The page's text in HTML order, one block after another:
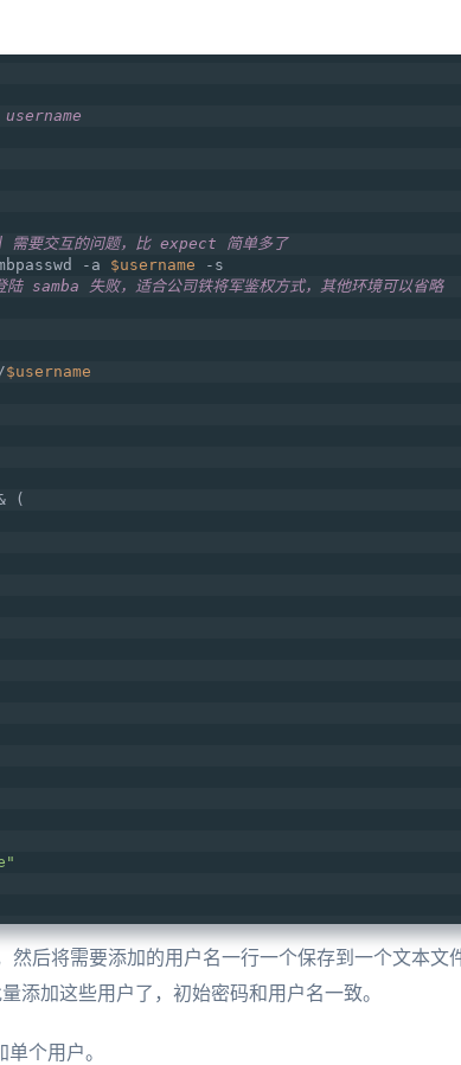
要交互的问题，比 expect 简单多了
-a $username -s
陆 samba 失败，适合公司铁将军鉴权方式，其他环境可以省略
$username
(
后将需要添加的用户名一行一个保存到一个文本文
添加这些用户了，初始密码和用户名一致。
个用户。